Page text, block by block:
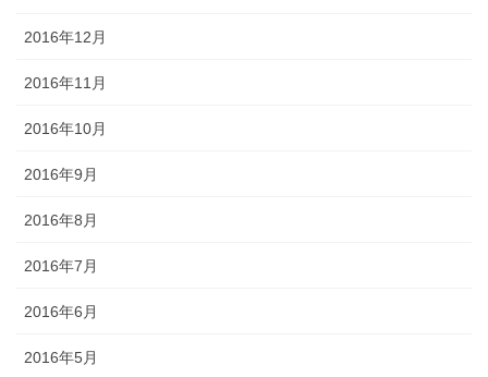
2016年12月
2016年11月
2016年10月
2016年9月
2016年8月
2016年7月
2016年6月
2016年5月